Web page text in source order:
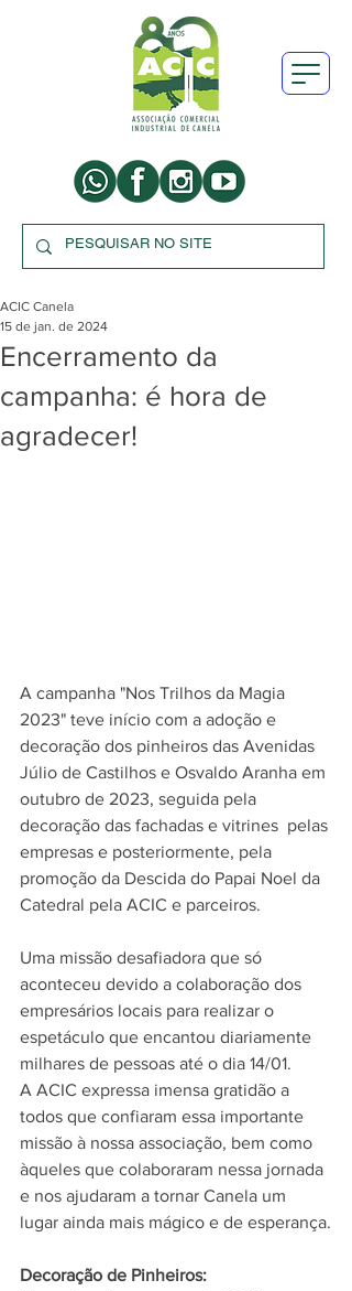
Encerramento da
campanha: é hora de
agradecer!
ACIC Canela
15 de jan. de 2024
A campanha "Nos Trilhos da Magia
2023" teve início com a adoção e
decoração dos pinheiros das Avenidas
Júlio de Castilhos e Osvaldo Aranha em
outubro de 2023, seguida pela
decoração das fachadas e vitrines  pelas
empresas e posteriormente, pela
promoção da Descida do Papai Noel da
Catedral pela ACIC e parceiros.
Uma missão desafiadora que só
aconteceu devido a colaboração dos
empresários locais para realizar o
espetáculo que encantou diariamente
milhares de pessoas até o dia 14/01.
A ACIC expressa imensa gratidão a
todos que confiaram essa importante
missão à nossa associação, bem como
àqueles que colaboraram nessa jornada
e nos ajudaram a tornar Canela um
lugar ainda mais mágico e de esperança.
Decoração de Pinheiros: